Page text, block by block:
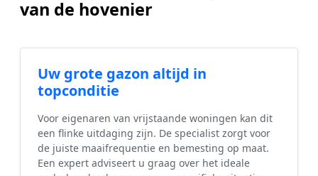
van de hovenier
Uw grote gazon altijd in
topconditie
Voor eigenaren van vrijstaande woningen kan dit
een flinke uitdaging zijn. De specialist zorgt voor
de juiste maaifrequentie en bemesting op maat.
Een expert adviseert u graag over het ideale